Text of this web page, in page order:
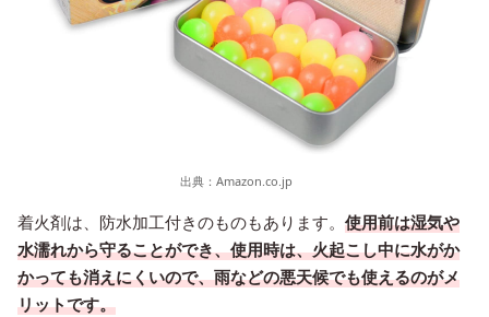
出典： Amazon.co.jp
着火剤は、防水加工付きのものもあります。 使用前は湿気や
水濡れから守ることができ、使用時は、火起こし中に水がか
かっても消えにくいので、雨などの悪天候でも使えるのがメ
リットです。